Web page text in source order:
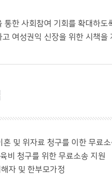
통한 사회참여 기회를 확대하
여성권익 신장을 위한 시책
혼 및 위자료 청구를 이한 무료
비 청구를 위한 무료소송 지원
자 및 한부모가정